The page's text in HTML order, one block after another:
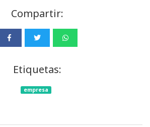
Compartir:
Etiquetas:
empresa